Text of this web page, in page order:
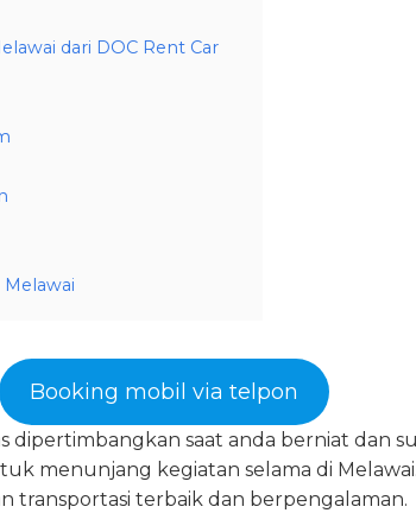
dari DOC Rent Car
Booking mobil via telpon
dipertimbangkan saat anda berniat dan
menunjang kegiatan selama di
transportasi terbaik dan berpengalaman.